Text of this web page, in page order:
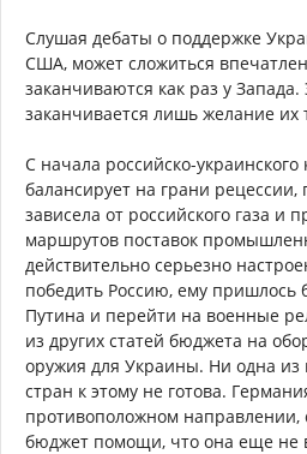
Слушая дебаты о поддержке
США, может сложиться
заканчиваются как раз у
заканчивается лишь желание их
С начала российско-
балансирует на грани рецессии,
зависела от российского газа и
маршрутов поставок
действительно серьезно
победить Россию, ему пришлось
Путина и перейти на военные
из других статей бюджета на
оружия для Украины. Ни одна из
стран к этому не готова.
противоположном направлении,
бюджет помощи, что она еще не